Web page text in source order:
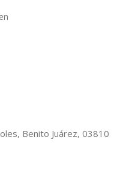
Benito Juárez, 03810